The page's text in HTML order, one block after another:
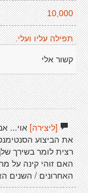
10,000
תפילה עליו ועלי.
קשור אלי
[ליצירה]אוי...
את הביצוע
רצית לומר בשירך
האם זוהי קינה על
האחרונים / השנים